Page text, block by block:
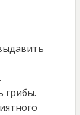
грибы.